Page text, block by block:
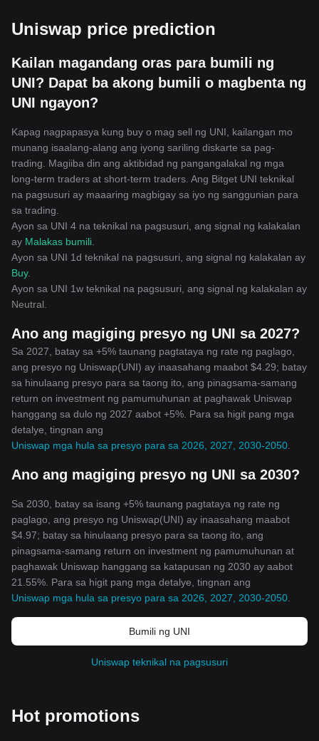
Uniswap price prediction
Kailan magandang oras para bumili ng
UNI? Dapat ba akong bumili o magbenta ng
UNI ngayon?
Kapag nagpapasya kung buy o mag sell ng UNI, kailangan mo
munang isaalang-alang ang iyong sariling diskarte sa pag-
trading. Magiiba din ang aktibidad ng pangangalakal ng mga
long-term traders at short-term traders. Ang Bitget UNI teknikal
na pagsusuri ay maaaring magbigay sa iyo ng sanggunian para
sa trading.
Ayon sa UNI 4 na teknikal na pagsusuri, ang signal ng kalakalan
ay Malakas bumili
Ayon sa UNI 1d teknikal na pagsusuri, ang signal ng kalakalan ay
Buy.
Ayon sa UNI 1w teknikal na pagsusuri, ang signal ng kalakalan ay
Neutral
Ano ang magiging presyo ng UNI sa 2027?
Sa 2027, batay sa +5% taunang pagtataya ng rate ng paglago,
ang presyo ng Uniswap(UNI) ay inaasahang maabot $4.29; batay
sa hinulaang presyo para sa taong ito, ang pinagsama-samang
return on investment ng pamumuhunan at paghawak Uniswap
hanggang sa dulo ng 2027 aabot +5%. Para sa higit pang mga
detalye, tingnan ang
Uniswap mga hula sa presyo para sa 2026, 2027, 2030-2050
Ano ang magiging presyo ng UNI sa 2030?
Sa 2030, batay sa isang +5% taunang pagtataya ng rate ng
paglago, ang presyo ng Uniswap(UNI) ay inaasahang maabot
$4.97; batay sa hinulaang presyo para sa taong ito, ang
pinagsama-samang return on investment ng pamumuhunan at
paghawak Uniswap hanggang sa katapusan ng 2030 ay aabot
21.55%. Para sa higit pang mga detalye, tingnan ang
Uniswap mga hula sa presyo para sa 2026, 2027, 2030-2050
Bumili ng UNI
Uniswap teknikal na pagsusuri
Hot promotions